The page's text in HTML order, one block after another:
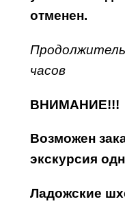
отменен.
часов
ВНИМАНИЕ!!!
Возможен
экскурсия
Ладожские